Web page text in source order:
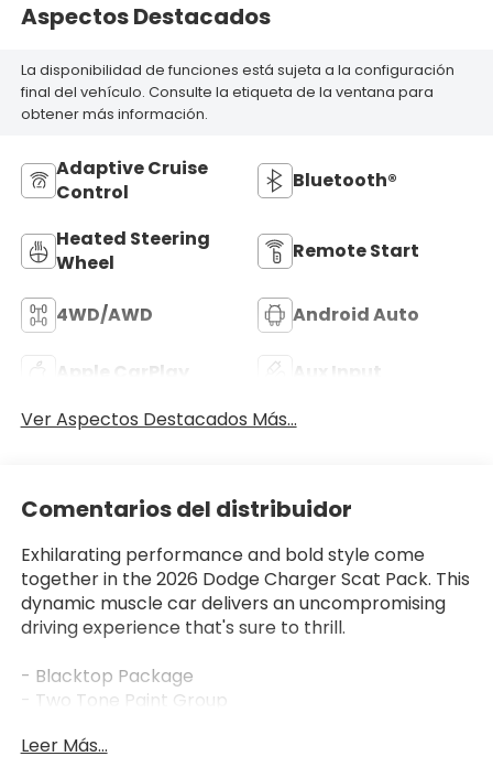
Aspectos Destacados
La disponibilidad de funciones está sujeta a la configuración
final del vehículo. Consulte la etiqueta de la ventana para
obtener más información.
Adaptive Cruise
Control
Bluetooth®
Heated Steering
Wheel
Remote Start
4WD/AWD Android Auto
Apple CarPlay
Aux Input
Ver Aspectos Destacados Más...
Comentarios del distribuidor
Exhilarating performance and bold style come
together in the 2026 Dodge Charger Scat Pack. This
dynamic muscle car delivers an uncompromising
driving experience that's sure to thrill.
- Blacktop Package
- Two Tone Paint Group
- Dual Rear Exhaust with Black Tips
Leer Más...